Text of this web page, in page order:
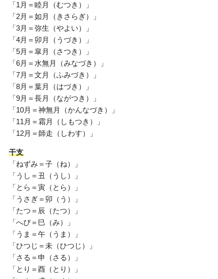
「1月＝睦月（むつき）」
「2月＝如月（きさらぎ）」
「3月＝弥生（やよい）」
「4月＝卯月（うづき）」
「5月＝皐月（さつき）」
「6月＝水無月（みなづき）」
「7月＝文月（ふみづき）」
「8月＝葉月（はづき）」
「9月＝長月（ながつき）」
「10月＝神無月（かんなづき）」
「11月＝霜月（しもつき）」
「12月＝師走（しわす）」
干支
「ねずみ＝子（ね）」
「うし＝丑（うし）」
「とら＝寅（とら）」
「うさぎ＝卯（う）」
「たつ＝辰（たつ）」
「へび＝巳（み）」
「うま＝午（うま）」
「ひつじ＝未（ひつじ）」
「さる＝申（さる）」
「とり＝酉（とり）」